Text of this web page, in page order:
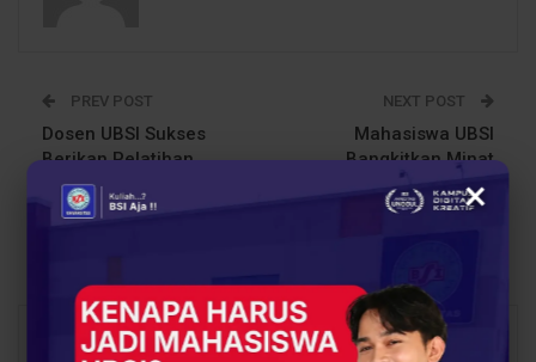
PREV POST
Dosen UBSI Sukses
Berikan Pelatihan
Canva: Kader Posyandu
Tambun Tingkatkan
NEXT POST
Mahasiswa UBSI
Bangkitkan Minat
Literasi Anak Usia Dini
Bersama Rumah Belajar
You Might Also Like
×